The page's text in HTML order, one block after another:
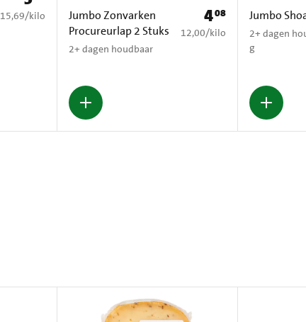
€ 15,69 per kilo
15,69/kilo
Jumbo Zonvarken
Procureurlap 2 Stuks
2+ dagen houdbaar
Prijs: € 4,08
408
€ 12,00 per kilo
12,00/kilo
Jumbo
2+ dagen
g